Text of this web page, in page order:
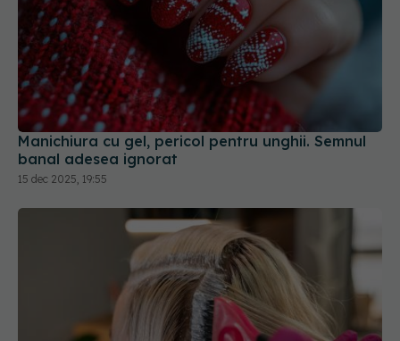
Manichiura cu gel, pericol pentru unghii. Semnul
banal adesea ignorat
15 dec 2025, 19:55